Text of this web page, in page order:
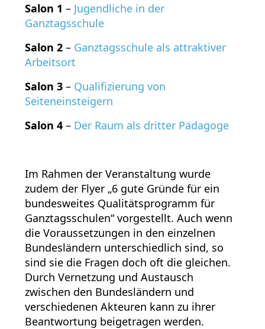
Salon 1 – Jugendliche in der
Ganztagsschule
Salon 2 – Ganztagsschule als attraktiver
Arbeitsort
Salon 3 – Qualifizierung von
Seiteneinsteigern
Salon 4 – Der Raum als dritter Pädagoge
Im Rahmen der Veranstaltung wurde
zudem der Flyer „6 gute Gründe für ein
bundesweites Qualitätsprogramm für
Ganztagsschulen“ vorgestellt. Auch wenn
die Voraussetzungen in den einzelnen
Bundesländern unterschiedlich sind, so
sind sie die Fragen doch oft die gleichen.
Durch Vernetzung und Austausch
zwischen den Bundesländern und
verschiedenen Akteuren kann zu ihrer
Beantwortung beigetragen werden.